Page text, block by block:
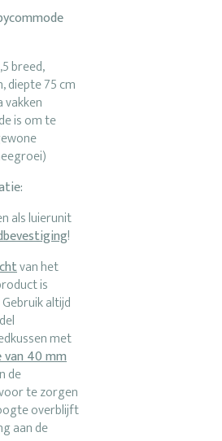
breed,
diepte 75 cm
is om te
als luierunit
!
van het
is
altijd
met
van 40 mm
de
te zorgen
overblijft
aan de